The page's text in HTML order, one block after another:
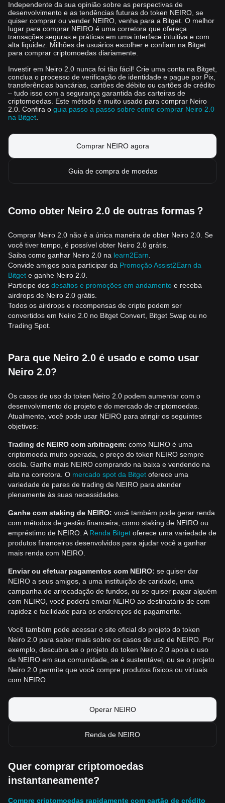
Independente da sua opinião sobre as perspectivas de
desenvolvimento e as tendências futuras do token NEIRO, se
quiser comprar ou vender NEIRO, venha para a Bitget. O melhor
lugar para comprar NEIRO é uma corretora que ofereça
transações seguras e práticas em uma interface intuitiva e com
alta liquidez. Milhões de usuários escolher e confiam na Bitget
para comprar criptomoedas diariamente.
Investir em Neiro 2.0 nunca foi tão fácil! Crie uma conta na Bitget,
conclua o processo de verificação de identidade e pague por Pix,
transferências bancárias, cartões de débito ou cartões de crédito
– tudo isso com a segurança garantida das carteiras de
criptomoedas. Este método é muito usado para comprar Neiro
2.0. Confira o guia passo a passo sobre como comprar Neiro 2.0
na Bitget
Comprar NEIRO agora
Guia de compra de moedas
Como obter Neiro 2.0 de outras formas？
Comprar Neiro 2.0 não é a única maneira de obter Neiro 2.0. Se
você tiver tempo, é possível obter Neiro 2.0 grátis.
Saiba como ganhar Neiro 2.0 na learn2Earn
Convide amigos para participar da Promoção Assist2Earn da
Bitget e ganhe Neiro 2.0.
Participe dos desafios e promoções em andamento e receba
airdrops de Neiro 2.0 grátis.
Todos os airdrops e recompensas de cripto podem ser
convertidos em Neiro 2.0 no Bitget Convert, Bitget Swap ou no
Trading Spot.
Para que Neiro 2.0 é usado e como usar
Neiro 2.0?
Os casos de uso do token Neiro 2.0 podem aumentar com o
desenvolvimento do projeto e do mercado de criptomoedas.
Atualmente, você pode usar NEIRO para atingir os seguintes
objetivos:
Trading de NEIRO com arbitragem: como NEIRO é uma
criptomoeda muito operada, o preço do token NEIRO sempre
oscila. Ganhe mais NEIRO comprando na baixa e vendendo na
alta na corretora. O mercado spot da Bitget oferece uma
variedade de pares de trading de NEIRO para atender
plenamente às suas necessidades.
Ganhe com staking de NEIRO: você também pode gerar renda
com métodos de gestão financeira, como staking de NEIRO ou
empréstimo de NEIRO. A Renda Bitget oferece uma variedade de
produtos financeiros desenvolvidos para ajudar você a ganhar
mais renda com NEIRO.
Enviar ou efetuar pagamentos com NEIRO: se quiser dar
NEIRO a seus amigos, a uma instituição de caridade, uma
campanha de arrecadação de fundos, ou se quiser pagar alguém
com NEIRO, você poderá enviar NEIRO ao destinatário de com
rapidez e facilidade para os endereços de pagamento.
Você também pode acessar o site oficial do projeto do token
Neiro 2.0 para saber mais sobre os casos de uso de NEIRO. Por
exemplo, descubra se o projeto do token Neiro 2.0 apoia o uso
de NEIRO em sua comunidade, se é sustentável, ou se o projeto
Neiro 2.0 permite que você compre produtos físicos ou virtuais
com NEIRO.
Operar NEIRO
Renda de NEIRO
Quer comprar criptomoedas
instantaneamente?
Compre criptomoedas rapidamente com cartão de crédito